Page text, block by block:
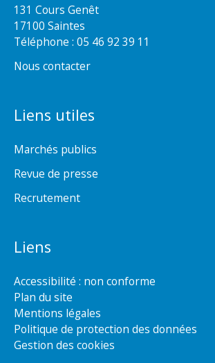
131 Cours Genêt
17100 Saintes
Téléphone : 05 46 92 39 11
Nous contacter
Liens utiles
Marchés publics
Revue de presse
Recrutement
Liens
Accessibilité : non conforme
Plan du site
Mentions légales
Politique de protection des données
Gestion des cookies